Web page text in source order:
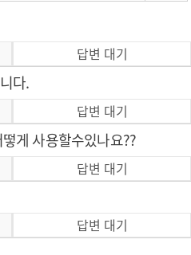
답변 대기
다.
답변 대기
게 사용할수있나요??
답변 대기
답변 대기